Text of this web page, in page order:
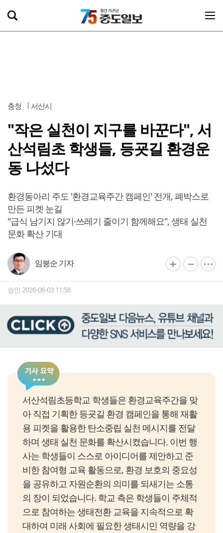
충청 서산시
"작은 실천이 지구를 바꾼다", 서
산석림초 학생들, 등굣길 환경운
동 나섰다
환경동아리 주도 '환경교육주간 캠페인' 전개, 폐박스로
만든 피켓 눈길
"급식 남기지 않기·쓰레기 줄이기 함께해요", 생태 실천
문화 확산 기대
임붕순 기자
승인 2026-06-03 11:58
서산석림초등학교 학생들은 환경교육주간을 맞
아 직접 기획한 등굣길 환경 캠페인을 통해 재활
용 피켓을 활용한 탄소중립 실천 메시지를 전달
하며 생태 실천 문화를 확산시켰습니다. 이번 행
사는 학생들이 스스로 아이디어를 제안하고 준
비한 참여형 교육 활동으로, 환경 보호의 중요성
을 공유하고 자원순환의 의미를 되새기는 소통
의 장이 되었습니다. 학교 측은 학생들이 주체적
으로 참여하는 생태전환 교육을 지속적으로 확
대하여 미래 사회에 필요한 생태시민 역량을 강